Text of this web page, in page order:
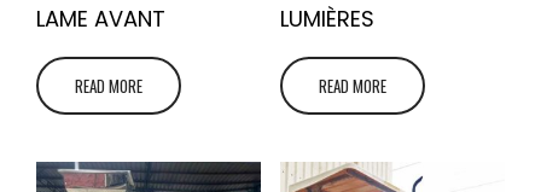
LAME AVANT
READ MORE
LUMIÈRES
READ MORE